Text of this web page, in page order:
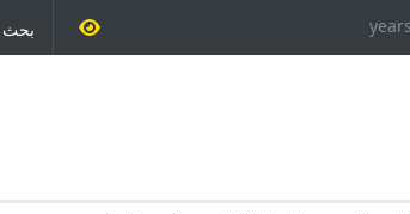
ومسلسل الخداع المستمر - قلم : راسم عبيدات